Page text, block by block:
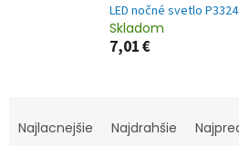
LED nočné svetlo
Skladom
7,01 €
Najlacnejšie Najdrahšie